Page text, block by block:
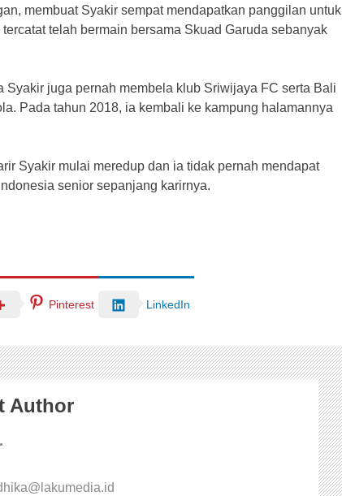
membuat Syakir sempat mendapatkan panggilan untuk
telah bermain bersama Skuad Garuda sebanyak
juga pernah membela klub Sriwijaya FC serta Bali
Pada tahun 2018, ia kembali ke kampung halamannya
Syakir mulai meredup dan ia tidak pernah mendapat
senior sepanjang karirnya.
Pinterest LinkedIn
Author